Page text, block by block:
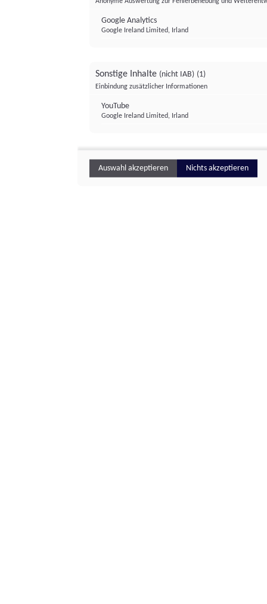
Google Analytics
Google Ireland Limited, Irland
Sonstige Inhalte (nicht IAB) (1)
Einbindung zusätzlicher Informationen
YouTube
Google Ireland Limited, Irland
Auswahl akzeptieren Nichts akzeptieren